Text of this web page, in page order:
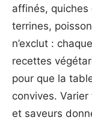
affinés,
terrines,
n’exclut :
recettes
pour que la
convives.
et saveurs